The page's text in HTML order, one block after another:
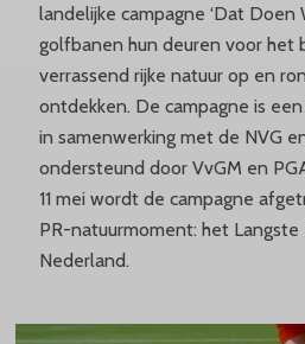
landelijke campagne ‘Dat Doen
golfbanen hun deuren voor het
verrassend rijke natuur op en
ontdekken. De campagne is
in samenwerking met de NVG
ondersteund door VvGM en
11 mei wordt de campagne
PR-natuurmoment: het
Nederland.